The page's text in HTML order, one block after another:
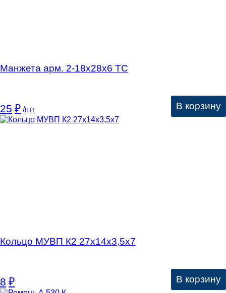
Манжета арм. 2-18х28х6 ТС
25 ₽ /шт В корзину
Кольцо МУВП К2 27х14х3,5х7
8 ₽ В корзину